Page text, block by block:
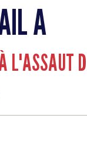
A
L'ASSAUT